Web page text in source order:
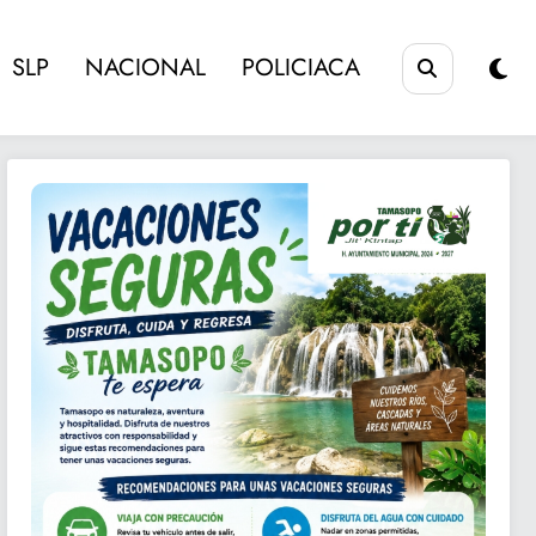
SLP NACIONAL POLICIACA